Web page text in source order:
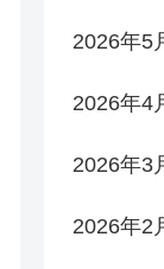
2026年5
2026年4
2026年3
2026年2